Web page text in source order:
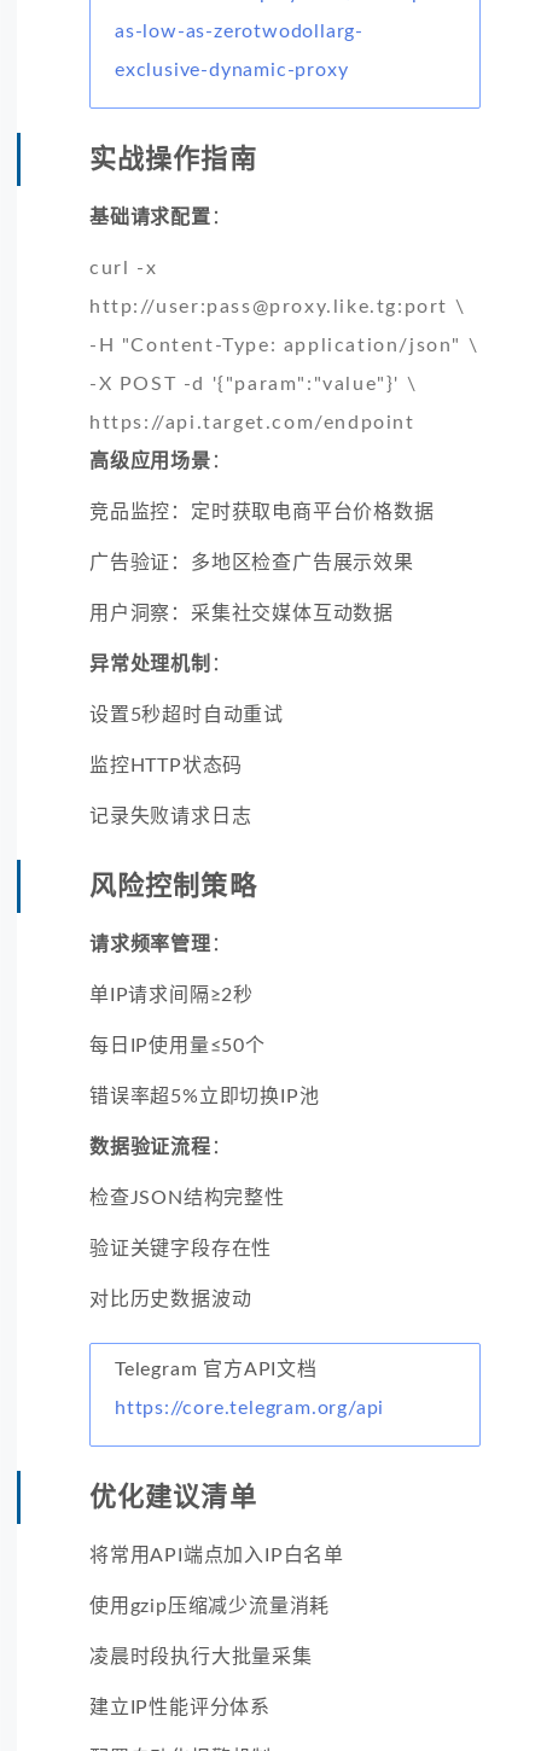
as-low-as-zerotwodollarg-
exclusive-dynamic-proxy
实战操作指南
基础请求配置 ：
curl -x
http://user:pass@proxy.like.tg:port \
-H "Content-Type: application/json" \
-X POST -d '{"param":"value"}' \
https://api.target.com/endpoint
高级应用场景 ：
竞品监控：定时获取电商平台价格数据
广告验证：多地区检查广告展示效果
用户洞察：采集社交媒体互动数据
异常处理机制 ：
设置5秒超时自动重试
监控HTTP状态码
记录失败请求日志
风险控制策略
请求频率管理 ：
单IP请求间隔≥2秒
每日IP使用量≤50个
错误率超5%立即切换IP池
数据验证流程 ：
检查JSON结构完整性
验证关键字段存在性
对比历史数据波动
Telegram 官方API文档
https://core.telegram.org/api
优化建议清单
将常用API端点加入IP白名单
使用gzip压缩减少流量消耗
凌晨时段执行大批量采集
建立IP性能评分体系